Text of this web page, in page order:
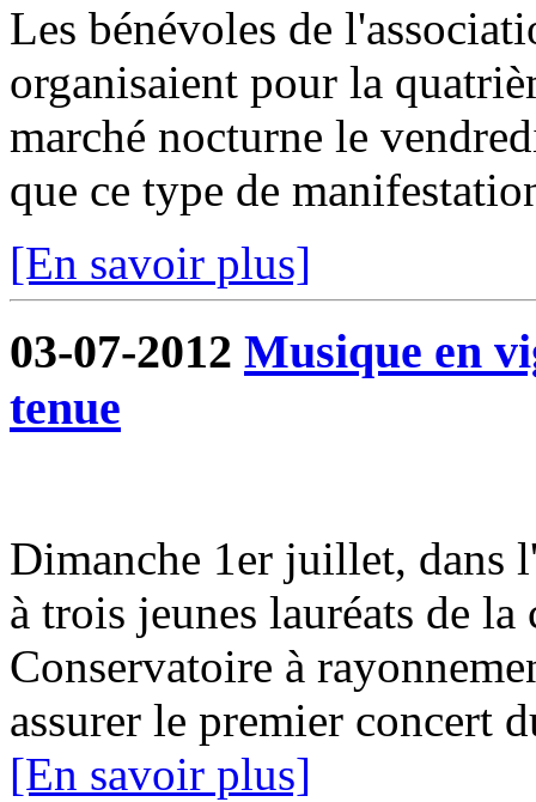
Les bénévoles de
organisaient pour la
marché nocturne le
que ce type de
[En savoir plus]
03-07-2012 Musique en
tenue
Dimanche 1er juillet, dans
à trois jeunes lauréats de
Conservatoire à
assurer le premier concert
[En savoir plus]